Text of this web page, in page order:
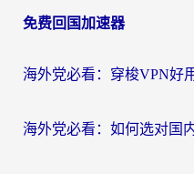
导
免费回国加速器